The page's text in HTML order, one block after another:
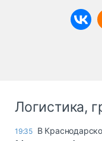
Логистика,
19:35 В